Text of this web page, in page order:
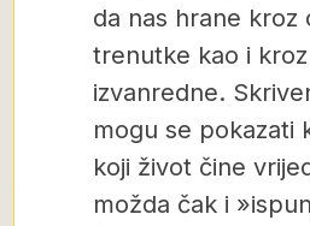
da nas hrane kroz
trenutke kao i
izvanredne.
mogu se pokazati
koji život čine
možda čak i